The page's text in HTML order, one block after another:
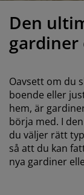
med
och
och stryk
Den
gardiner
Oavsett om du
boende eller
hem, är
börja med. I
du väljer rätt
så att du kan
nya gardiner